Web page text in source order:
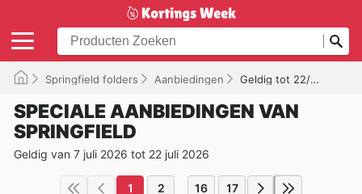
Springfield folders Aanbiedingen Geldig tot 22/07/2026
SPECIALE AANBIEDINGEN VAN
SPRINGFIELD
Geldig van 7 juli 2026 tot 22 juli 2026
1 2 16 17